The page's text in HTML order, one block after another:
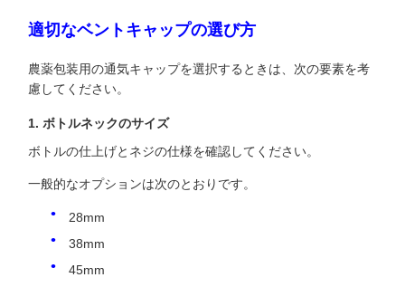
適切なベントキャップの選び方
農薬包装用の通気キャップを選択するときは、次の要素を考
慮してください。
1. ボトルネックのサイズ
ボトルの仕上げとネジの仕様を確認してください。
一般的なオプションは次のとおりです。
28mm
38mm
45mm